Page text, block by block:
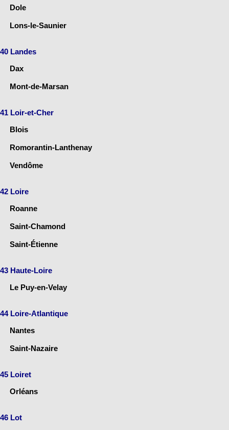
Dole
Lons-le-Saunier
40 Landes
Dax
Mont-de-Marsan
41 Loir-et-Cher
Blois
Romorantin-Lanthenay
Vendôme
42 Loire
Roanne
Saint-Chamond
Saint-Étienne
43 Haute-Loire
Le Puy-en-Velay
44 Loire-Atlantique
Nantes
Saint-Nazaire
45 Loiret
Orléans
46 Lot